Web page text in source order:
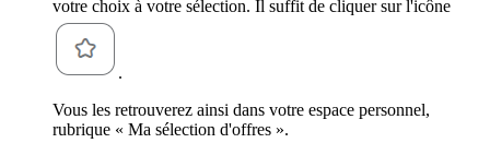
votre choix à votre sélection. Il suffit de cliquer sur l'icône
.
Vous les retrouverez ainsi dans votre espace personnel,
rubrique « Ma sélection d'offres ».